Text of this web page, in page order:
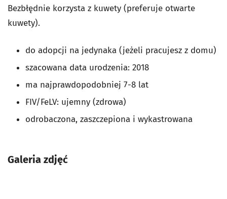
Bezbłędnie korzysta z kuwety (preferuje otwarte
kuwety).
do adopcji na jedynaka (jeżeli pracujesz z domu)
szacowana data urodzenia: 2018
ma najprawdopodobniej 7-8 lat
FIV/FeLV: ujemny (zdrowa)
odrobaczona, zaszczepiona i wykastrowana
Galeria zdjęć